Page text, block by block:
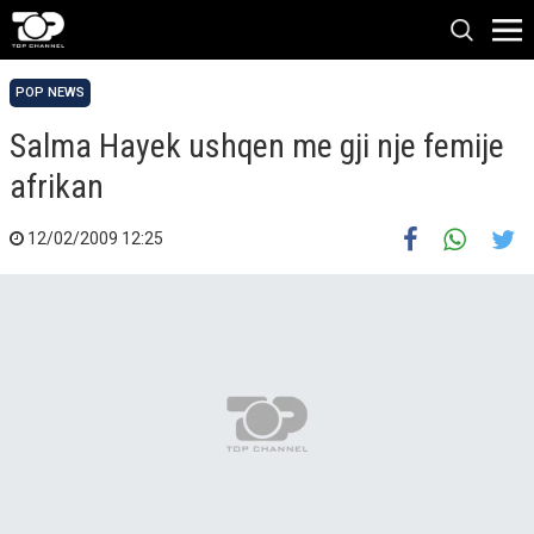
POP NEWS
Salma Hayek ushqen me gji nje femije
afrikan
12/02/2009 12:25